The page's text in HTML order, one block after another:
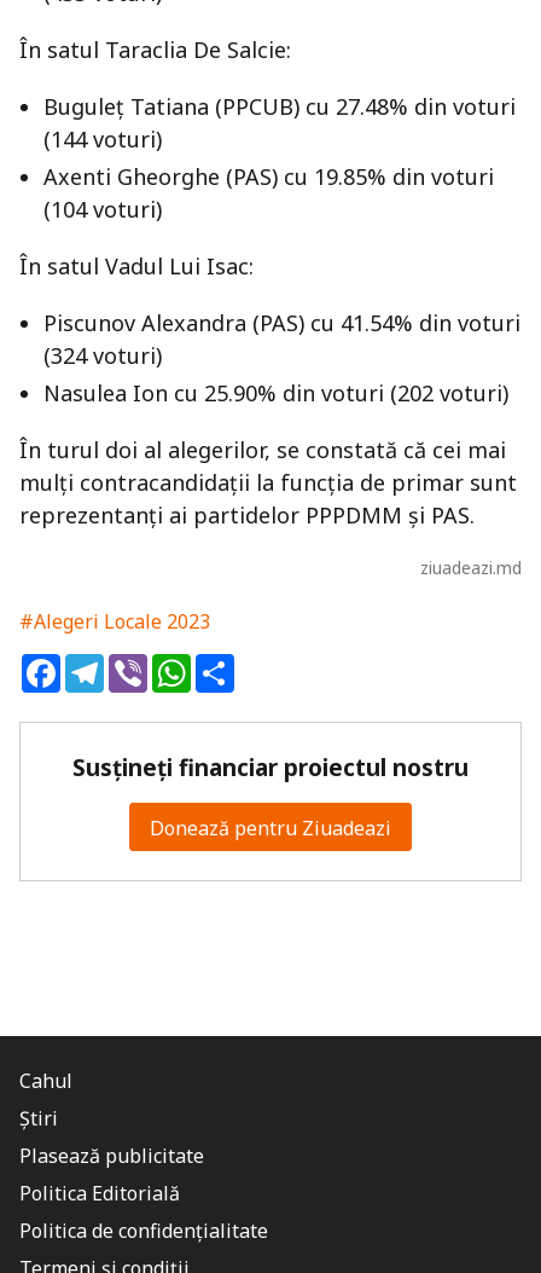
În satul Taraclia De Salcie:
Buguleţ Tatiana (PPCUB) cu 27.48% din voturi
(144 voturi)
Axenti Gheorghe (PAS) cu 19.85% din voturi
(104 voturi)
În satul Vadul Lui Isac:
Piscunov Alexandra (PAS) cu 41.54% din voturi
(324 voturi)
Nasulea Ion cu 25.90% din voturi (202 voturi)
În turul doi al alegerilor, se constată că cei mai
mulți contracandidații la funcția de primar sunt
reprezentanți ai partidelor PPPDMM și PAS.
ziuadeazi.md
#Alegeri Locale 2023
FacebookTelegram
ViberWhatsApp
Susțineți financiar proiectul nostru
Donează pentru Ziuadeazi
Cahul
Știri
Plasează publicitate
Politica Editorială
Politica de confidențialitate